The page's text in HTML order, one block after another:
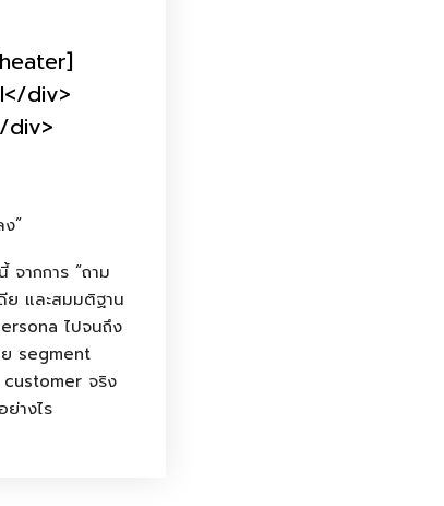
div>
div>
”
จากการ “ถาม
ย และสมมติฐาน
ไปจนถึง
segment
customer จริง
างไร